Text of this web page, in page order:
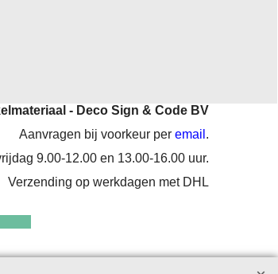
- Deco Sign & Code BV
Aanvragen bij voorkeur per email .
9.00-12.00 en 13.00-16.00 uur.
Verzending op werkdagen met DHL